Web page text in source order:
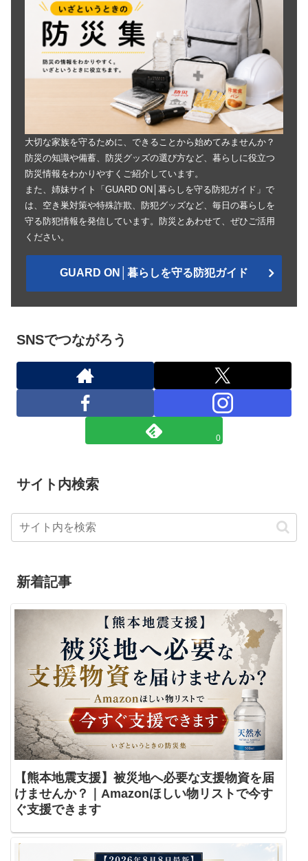
大切な家族を守るために、できることから始めてみませんか？
防災の知識や備蓄、防災グッズの選び方など、暮らしに役立つ
防災情報をわかりやすくご紹介しています。
また、姉妹サイト「GUARD ON│暮らしを守る防犯ガイド」で
は、空き巣対策や特殊詐欺、防犯グッズなど、毎日の暮らしを
守る防犯情報を発信しています。防災とあわせて、ぜひご活用
ください。
GUARD ON│暮らしを守る防犯ガイド
SNSでつながろう
0
サイト内検索
新着記事
【熊本地震支援】被災地へ必要な支援物資を届
けませんか？｜Amazonほしい物リストで今す
ぐ支援できます